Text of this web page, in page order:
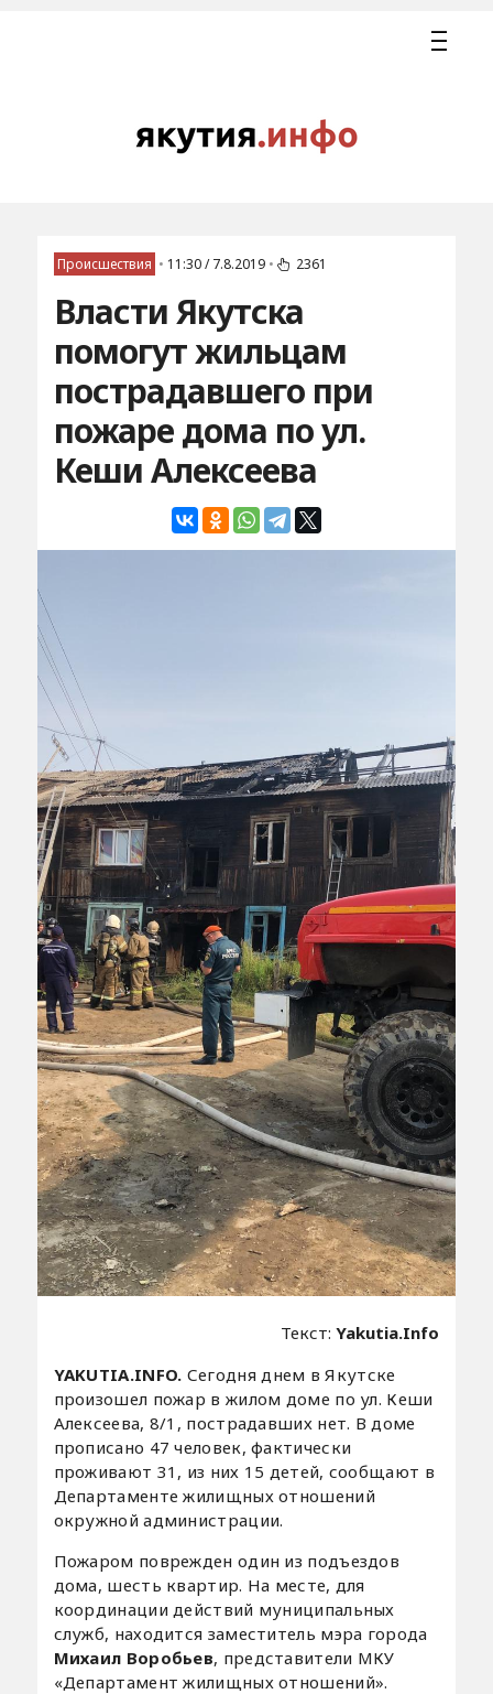
Происшествия • 11:30 / 7.8.2019 • 2361
Власти Якутска
помогут жильцам
пострадавшего при
пожаре дома по ул.
Кеши Алексеева
Текст:Yakutia.Info
YAKUTIA.INFO. Сегодня днем в Якутске
произошел пожар в жилом доме по ул. Кеши
Алексеева, 8/1, пострадавших нет. В доме
прописано 47 человек, фактически
проживают 31, из них 15 детей, сообщают в
Департаменте жилищных отношений
окружной администрации. ​
Пожаром поврежден один из подъездов
дома, шесть квартир. На месте, для
координации действий муниципальных
служб, находится заместитель мэра города
Михаил Воробьев, представители МКУ
«Департамент жилищных отношений».